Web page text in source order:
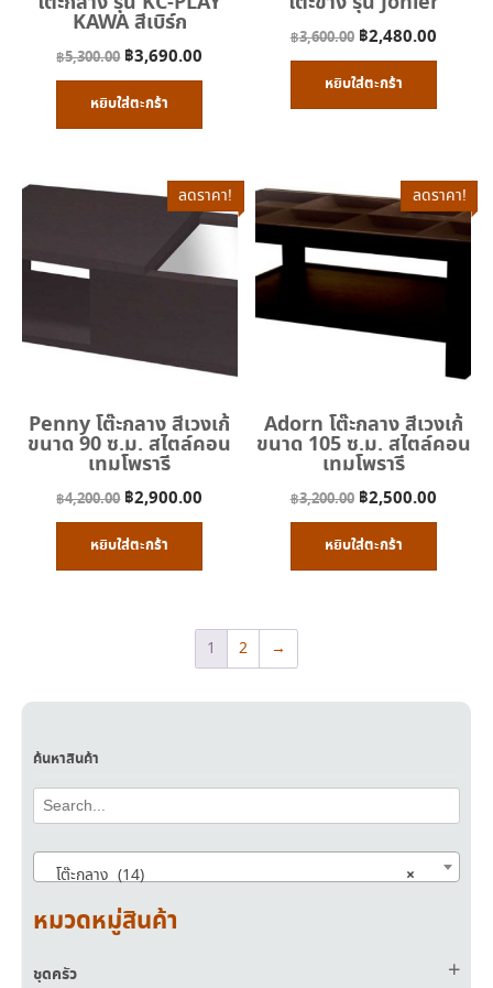
KAWA สีเบิร์ก
฿5,300.00 Original
price
was:
฿3,690.00
price
หยิบใส่ตะกร้า
฿3,600.00 Original
price
was:
฿2,480.00
price
หยิบใส่ตะกร้า
ลดราคา!
Penny โต๊ะกลาง สีเวงเก้
ขนาด 90 ซ.ม. สไตล์คอน
เทมโพรารี
฿4,200.00 Original
price
was:
฿2,900.00
price
หยิบใส่ตะกร้า
ลดราคา!
Adorn โต๊ะกลาง สีเวงเก้
ขนาด 105 ซ.ม. สไตล์คอน
เทมโพรารี
฿3,200.00 Original
price
was:
฿2,500.00
price
หยิบใส่ตะกร้า
1 2 →
ค้นหาสินค้า
×
โต๊ะกลาง (14)
หมวดหมู่สินค้า
ชุดครัว